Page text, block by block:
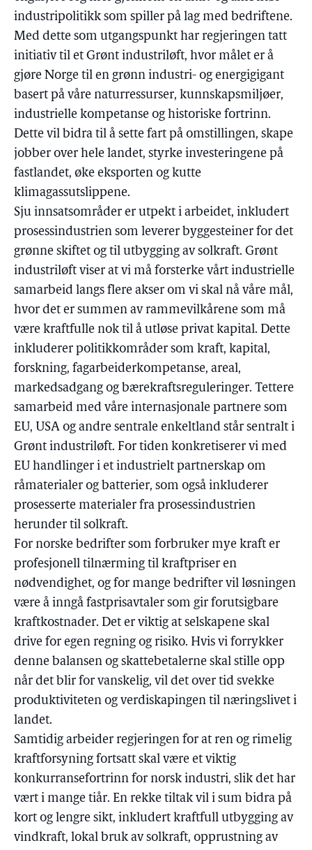
industripolitikk som spiller på lag med bedriftene.
Med dette som utgangspunkt har regjeringen tatt
initiativ til et Grønt industriløft, hvor målet er å
gjøre Norge til en grønn industri- og energigigant
basert på våre naturressurser, kunnskapsmiljøer,
industrielle kompetanse og historiske fortrinn.
Dette vil bidra til å sette fart på omstillingen, skape
jobber over hele landet, styrke investeringene på
fastlandet, øke eksporten og kutte
klimagassutslippene.
Sju innsatsområder er utpekt i arbeidet, inkludert
prosessindustrien som leverer byggesteiner for det
grønne skiftet og til utbygging av solkraft. Grønt
industriløft viser at vi må forsterke vårt industrielle
samarbeid langs flere akser om vi skal nå våre mål,
hvor det er summen av rammevilkårene som må
være kraftfulle nok til å utløse privat kapital. Dette
inkluderer politikkområder som kraft, kapital,
forskning, fagarbeiderkompetanse, areal,
markedsadgang og bærekraftsreguleringer. Tettere
samarbeid med våre internasjonale partnere som
EU, USA og andre sentrale enkeltland står sentralt i
Grønt industriløft. For tiden konkretiserer vi med
EU handlinger i et industrielt partnerskap om
råmaterialer og batterier, som også inkluderer
prosesserte materialer fra prosessindustrien
herunder til solkraft.
For norske bedrifter som forbruker mye kraft er
profesjonell tilnærming til kraftpriser en
nødvendighet, og for mange bedrifter vil løsningen
være å inngå fastprisavtaler som gir forutsigbare
kraftkostnader. Det er viktig at selskapene skal
drive for egen regning og risiko. Hvis vi forrykker
denne balansen og skattebetalerne skal stille opp
når det blir for vanskelig, vil det over tid svekke
produktiviteten og verdiskapingen til næringslivet i
landet.
Samtidig arbeider regjeringen for at ren og rimelig
kraftforsyning fortsatt skal være et viktig
konkurransefortrinn for norsk industri, slik det har
vært i mange tiår. En rekke tiltak vil i sum bidra på
kort og lengre sikt, inkludert kraftfull utbygging av
vindkraft, lokal bruk av solkraft, opprustning av